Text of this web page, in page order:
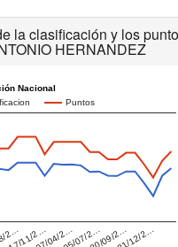
la clasificación y los
HERNANDEZ
Nacional
Puntos
2…
17/11/2…07/04/2…05/07/2…30/09/2…21/12/2…